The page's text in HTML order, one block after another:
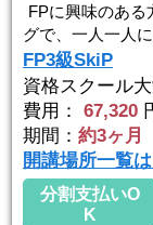
FPに興味のある
グで、一人一人
FP3級SkiP
資格スクール
費用：
67,320
期間： 約3ヶ月
開講場所一覧
分割支払いO
K